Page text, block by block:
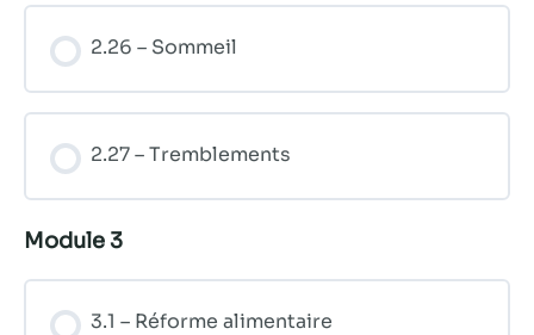
2.26 – Sommeil
2.27 – Tremblements
Module 3
3.1 – Réforme alimentaire